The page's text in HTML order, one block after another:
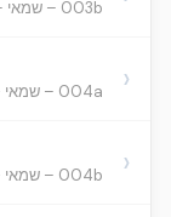
003b – שמאי – פרק ראשון – נדה, דף ג ע”ב
004a – שמאי – פרק ראשון – נדה, דף ד ע”א ›
004b – שמאי – פרק ראשון – נדה, דף ד ע”ב ›